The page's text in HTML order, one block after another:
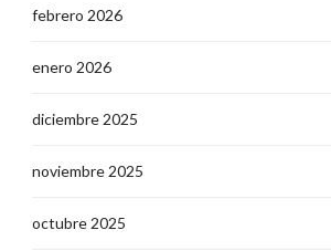
febrero 2026
enero 2026
diciembre 2025
noviembre 2025
octubre 2025